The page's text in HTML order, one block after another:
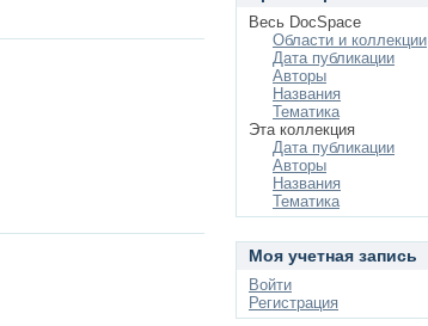
Весь DocSpace
Области и коллекции
Дата публикации
Авторы
Названия
Тематика
Эта коллекция
Дата публикации
Авторы
Названия
Тематика
Моя учетная запись
Войти
Регистрация